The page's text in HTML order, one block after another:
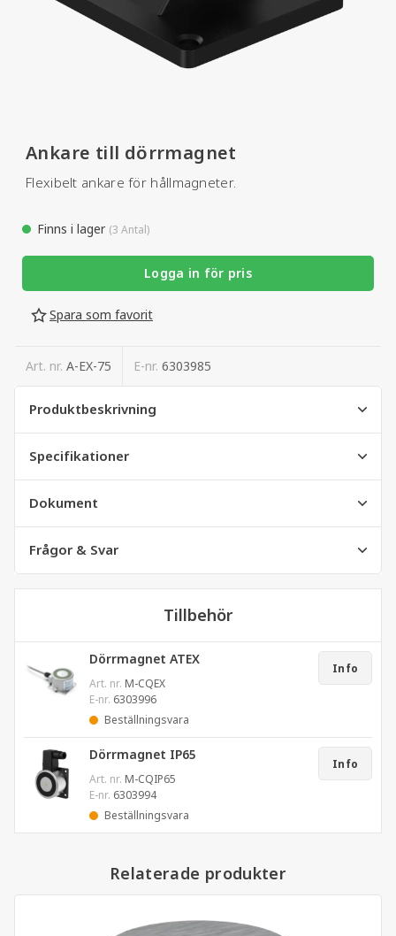
Ankare till dörrmagnet
Flexibelt ankare för hållmagneter.
Finns i lager (3 Antal)
Logga in för pris
Spara som favorit
Art. nr. A-EX-75 E-nr. 6303985
Produktbeskrivning
Specifikationer
Dokument
Frågor & Svar
Tillbehör
Dörrmagnet ATEX
Art. nr. M-CQEX
E-nr. 6303996
Beställningsvara
Info
Dörrmagnet IP65
Art. nr. M-CQIP65
E-nr. 6303994
Beställningsvara
Info
Relaterade produkter